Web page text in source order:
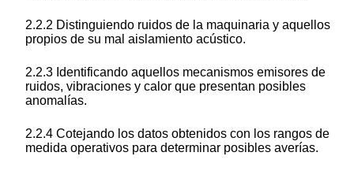
2.2.2 Distinguiendo ruidos de la maquinaria y aquellos
propios de su mal aislamiento acústico.
2.2.3 Identificando aquellos mecanismos emisores de
ruidos, vibraciones y calor que presentan posibles
anomalías.
2.2.4 Cotejando los datos obtenidos con los rangos de
medida operativos para determinar posibles averías.